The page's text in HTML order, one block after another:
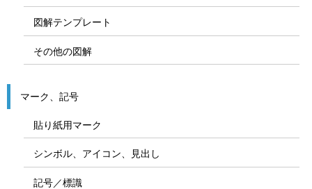
図解テンプレート
その他の図解
マーク、記号
貼り紙用マーク
シンボル、アイコン、見出し
記号／標識